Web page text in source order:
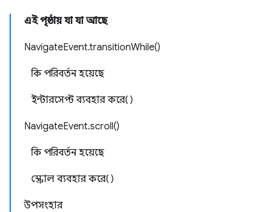
এই পৃষ্ঠায় যা যা আছে
NavigateEvent.transitionWhile()
কি পরিবর্তন হয়েছে
ইন্টারসেপ্ট ব্যবহার করে()
NavigateEvent.scroll()
কি পরিবর্তন হয়েছে
স্ক্রোল ব্যবহার করে()
উপসংহার